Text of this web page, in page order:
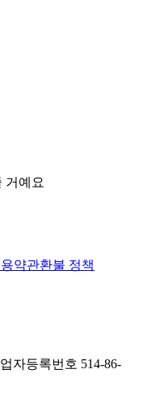
거예요
약관환불 정책
자등록번호 514-86-